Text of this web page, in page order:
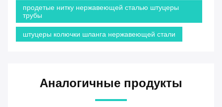
продетые нитку нержавеющей сталью штуцеры
трубы
штуцеры колючки шланга нержавеющей стали
Аналогичные продукты